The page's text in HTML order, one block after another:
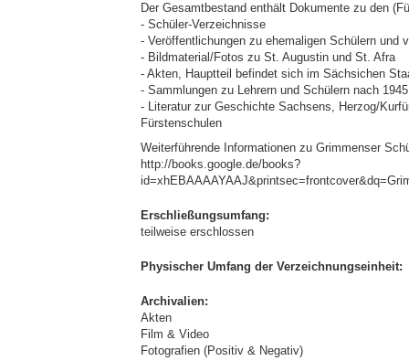
Der Gesamtbestand enthält Dokumente zu den
- Schüler-Verzeichnisse
- Veröffentlichungen zu ehemaligen Schülern und
- Bildmaterial/Fotos zu St. Augustin und St. Afra
- Akten, Hauptteil befindet sich im Sächsichen
- Sammlungen zu Lehrern und Schülern nach
- Literatur zur Geschichte Sachsens, Herzog/
Fürstenschulen
Weiterführende Informationen zu Grimmenser
http://books.google.de/books?
Erschließungsumfang:
teilweise erschlossen
Physischer Umfang der Verzeichnungseinheit:
Archivalien:
Akten
Film & Video
Fotografien (Positiv & Negativ)